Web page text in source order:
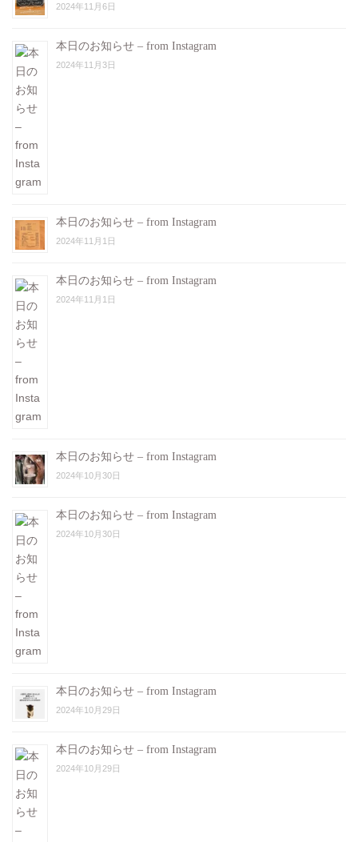
2024年11月6日
本日のお知らせ – from Instagram
2024年11月3日
本日のお知らせ – from Instagram
2024年11月1日
本日のお知らせ – from Instagram
2024年11月1日
本日のお知らせ – from Instagram
2024年10月30日
本日のお知らせ – from Instagram
2024年10月30日
本日のお知らせ – from Instagram
2024年10月29日
本日のお知らせ – from Instagram
2024年10月29日